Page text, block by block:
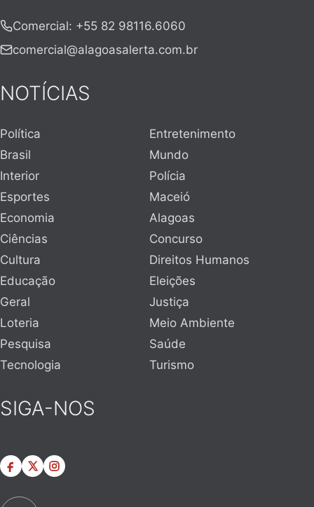
Comercial: +55 82 98116.6060
comercial@alagoasalerta.com.br
NOTÍCIAS
Política
Entretenimento
Brasil
Mundo
Interior
Polícia
Esportes
Maceió
Economia
Alagoas
Ciências
Concurso
Cultura
Direitos Humanos
Educação
Eleições
Geral
Justiça
Loteria
Meio Ambiente
Pesquisa
Saúde
Tecnologia
Turismo
SIGA-NOS